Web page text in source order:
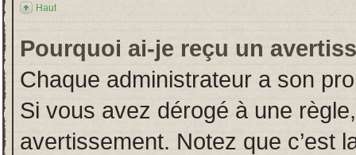
Haut
Pourquoi ai-je reçu un
Chaque administrateur a son
Si vous avez dérogé à une
avertissement. Notez que c’est